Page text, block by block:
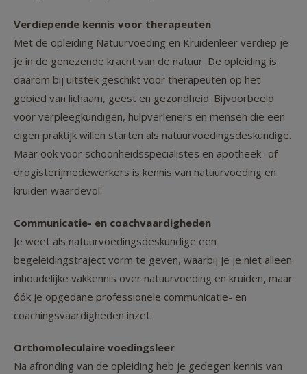
Verdiepende kennis voor therapeuten
Met de opleiding Natuurvoeding en Kruidenleer verdiep je
je in de genezende kracht van de natuur. De opleiding is
daarom bij uitstek geschikt voor therapeuten op het
gebied van lichaam, geest en gezondheid. Bijvoorbeeld
voor verpleegkundigen, hulpverleners en mensen die een
eigen praktijk willen starten als natuurvoedingsdeskundige.
Maar ook voor schoonheidsspecialistes en apotheek- of
drogisterijmedewerkers is kennis van natuurvoeding en
kruiden waardevol.
Communicatie- en coachvaardigheden
Je weet als natuurvoedingsdeskundige een
begeleidingstraject vorm te geven, waarbij je je niet alleen
inhoudelijke vakkennis over natuurvoeding en kruiden, maar
óók je opgedane professionele communicatie- en
coachingsvaardigheden inzet.
Orthomoleculaire voedingsleer
Na afronding van de opleiding heb je gedegen kennis van